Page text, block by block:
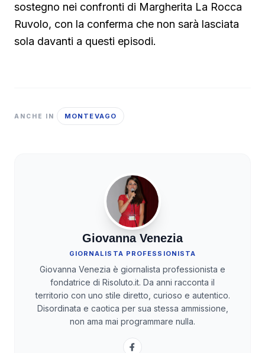
sostegno nei confronti di Margherita La Rocca
Ruvolo, con la conferma che non sarà lasciata
sola davanti a questi episodi.
ANCHE IN MONTEVAGO
Giovanna Venezia
GIORNALISTA PROFESSIONISTA
Giovanna Venezia è giornalista professionista e
fondatrice di Risoluto.it. Da anni racconta il
territorio con uno stile diretto, curioso e autentico.
Disordinata e caotica per sua stessa ammissione,
non ama mai programmare nulla.